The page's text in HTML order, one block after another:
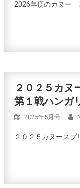
2026年度のカヌー
２０２５カヌ
第１戦ハンガ
2025年5月号
２０２５カヌース